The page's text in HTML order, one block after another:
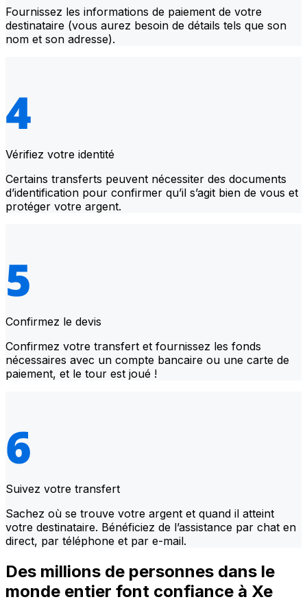
Fournissez les informations de paiement de votre
destinataire (vous aurez besoin de détails tels que son
nom et son adresse).
Vérifiez votre identité
Certains transferts peuvent nécessiter des documents
d’identification pour confirmer qu’il s’agit bien de vous et
protéger votre argent.
Confirmez le devis
Confirmez votre transfert et fournissez les fonds
nécessaires avec un compte bancaire ou une carte de
paiement, et le tour est joué !
Suivez votre transfert
Sachez où se trouve votre argent et quand il atteint
votre destinataire. Bénéficiez de l’assistance par chat en
direct, par téléphone et par e-mail.
Des millions de personnes dans le
monde entier font confiance à Xe